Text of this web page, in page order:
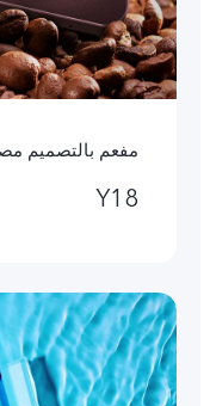
مفعم بالتصميم
Y18